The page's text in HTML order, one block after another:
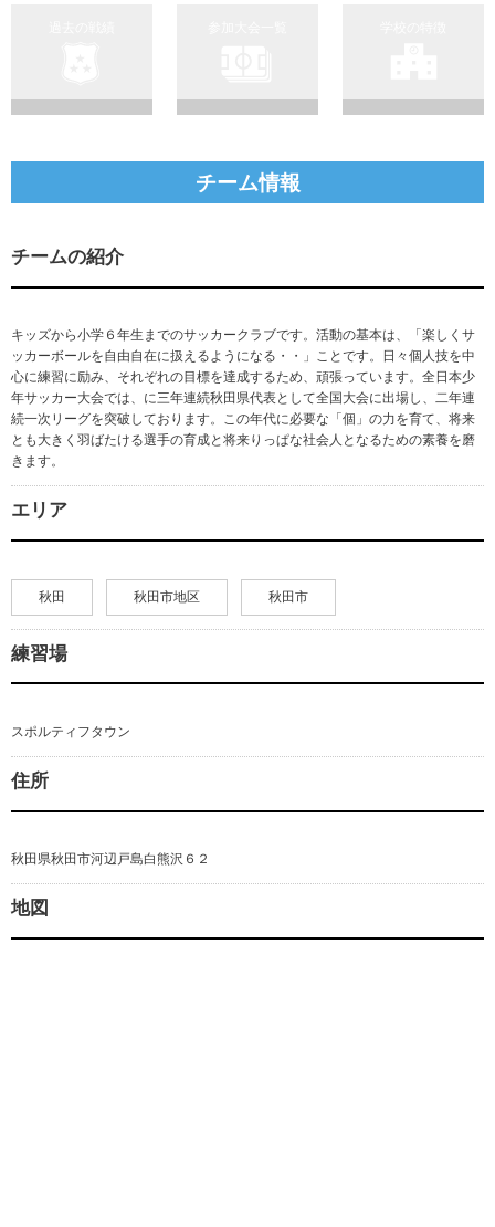
チーム情報
チームの紹介
キッズから小学６年生までのサッカークラブです。活動の基本は、「楽しくサ
ッカーボールを自由自在に扱えるようになる・・」ことです。日々個人技を中
心に練習に励み、それぞれの目標を達成するため、頑張っています。全日本少
年サッカー大会では、に三年連続秋田県代表として全国大会に出場し、二年連
続一次リーグを突破しております。この年代に必要な「個」の力を育て、将来
とも大きく羽ばたける選手の育成と将来りっぱな社会人となるための素養を磨
きます。
エリア
秋田 秋田市地区 秋田市
練習場
スポルティフタウン
住所
秋田県秋田市河辺戸島白熊沢６２
地図